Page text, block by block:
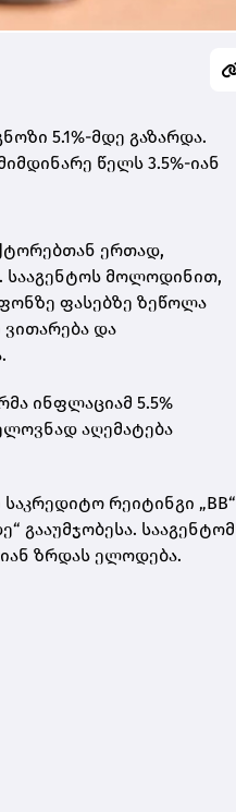
5.1%-მდე გაზარდა.
წელს 3.5%-იან
ერთად,
სააგენტოს მოლოდინით,
ფასებზე ზეწოლა
და
ინფლაციამ 5.5%
აღემატება
რეიტინგი „BB“
გააუმჯობესა. სააგენტომ
ზრდას ელოდება.